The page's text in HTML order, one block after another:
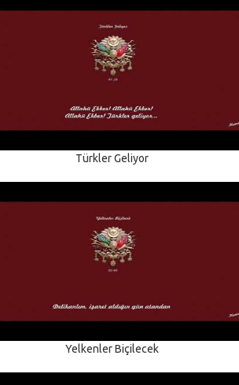
Türkler Geliyor
Yelkenler Biçilecek